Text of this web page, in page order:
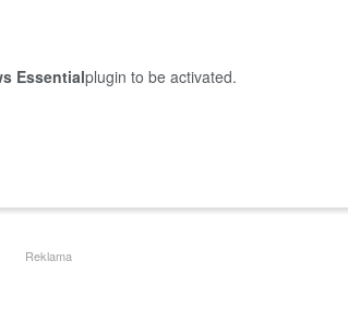
Essentialplugin to be activated.
Reklama